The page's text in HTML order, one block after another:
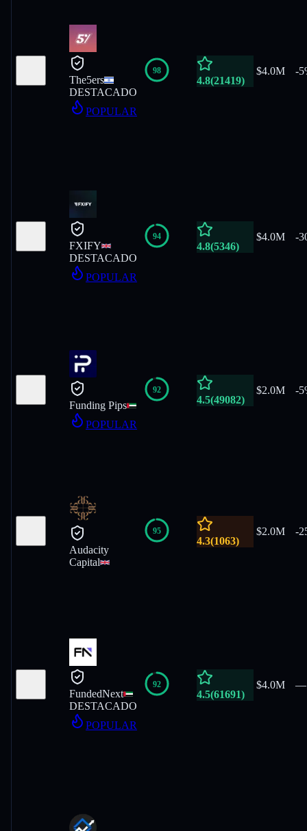
The5ers
DESTACADO
POPULAR
98
4.8(21419)
$4.0M -5
FXIFY
DESTACADO
POPULAR
94
4.8(5346)
$4.0M -
Funding Pips
POPULAR
92
4.5(49082)
$2.0M -5
Audacity
Capital
95
4.3(1063)
$2.0M -
FundedNext
DESTACADO
POPULAR
92
4.5(61691)
$4.0M —